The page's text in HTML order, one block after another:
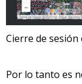
Cierre de sesión
Por lo tanto es